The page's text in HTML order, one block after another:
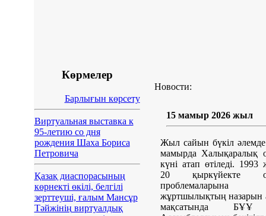
Көрмелер
Барлығын көрсету
Виртуальная выставка к
95-летию со дня
рождения Шаха Бориса
Петровича
Қазақ диаспорасының
көрнекті өкілі, белгілі
зерттеуші, ғалым Мансұр
Тәйжінің виртуалдық
Новости:
15 мамыр 2026 жыл
Жыл сайын бүкіл
мамырда Халықаралық
күні атап өтіледі.
20 қыркүйекте
проблемаларына
жұртшылықтың назарын
мақсатында